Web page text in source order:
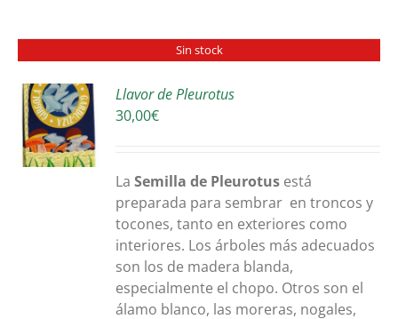
Sin stock
Llavor de Pleurotus
30,00€
LaSemilla de Pleurotus está
preparada para sembrar en troncos y
tocones, tanto en exteriores como
interiores. Los árboles más adecuados
son los de madera blanda,
especialmente el chopo. Otros son el
álamo blanco, las moreras, nogales,